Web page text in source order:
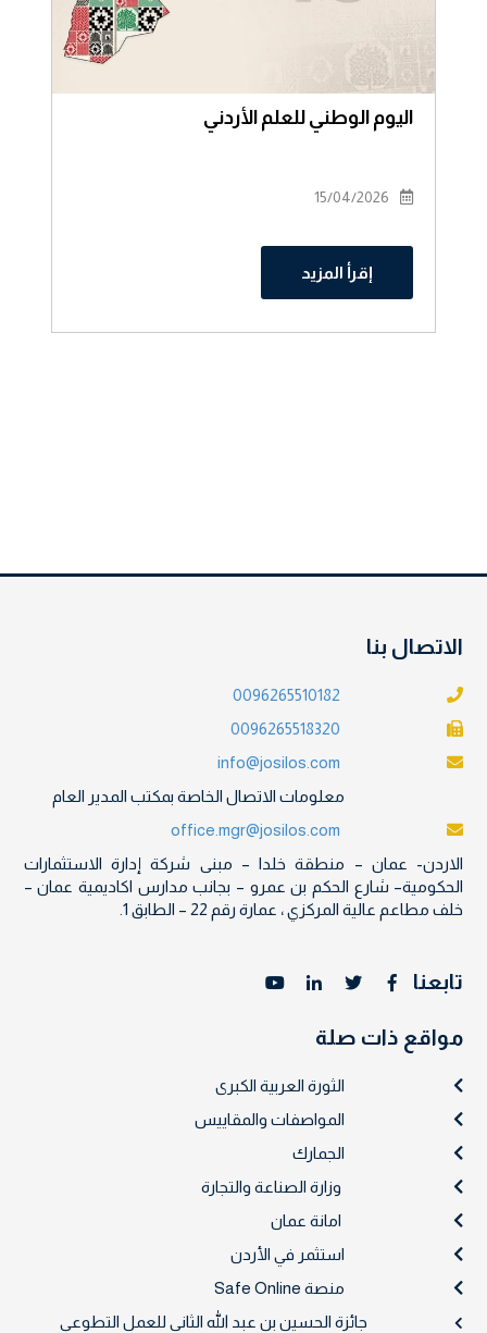
اليوم الوطني للعلم الأردني
15/04/2026
إقرأ المزيد
الاتصال بنا
0096265510182
0096265518320
info@josilos.com
معلومات الاتصال الخاصة بمكتب المدير العام
office.mgr@josilos.com
الاردن- عمان – منطقة خلدا – مبنى شركة إدارة الاستثمارات
الحكومية– شارع الحكم بن عمرو – بجانب مدارس اكاديمية عمان –
خلف مطاعم عالية المركزي ، عمارة رقم 22 – الطابق 1.
تابعنا
مواقع ذات صلة
الثورة العربية الكبرى
المواصفات والمقاييس
الجمارك
وزارة الصناعة والتجارة
امانة عمان
استثمر في الأردن
منصة Safe Online
جائزة الحسين بن عبد الله الثاني للعمل التطوعي